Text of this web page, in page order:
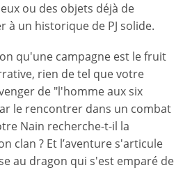
ou des objets déjà de
un historique de PJ solide.
qu'une campagne est le fruit
rien de tel que votre
de "l'homme aux six
le rencontrer dans un combat
Nain recherche-t-il la
clan ? Et l’aventure s'articule
au dragon qui s'est emparé de